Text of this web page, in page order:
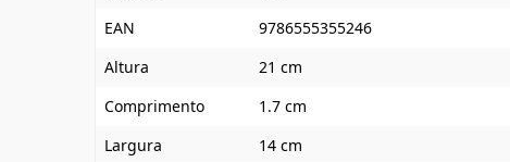
EAN
9786555355246
Altura
21 cm
Comprimento
1.7 cm
Largura
14 cm